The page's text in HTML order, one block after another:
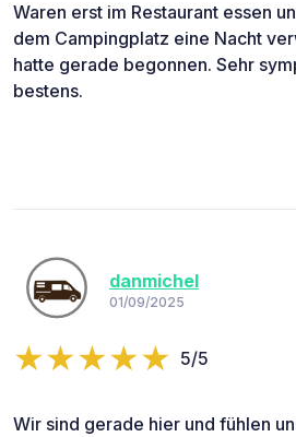
Waren erst im Restaurant essen
dem Campingplatz eine Nacht
hatte gerade begonnen. Sehr
bestens.
danmichel
01/09/2025
5/5
Wir sind gerade hier und fühlen